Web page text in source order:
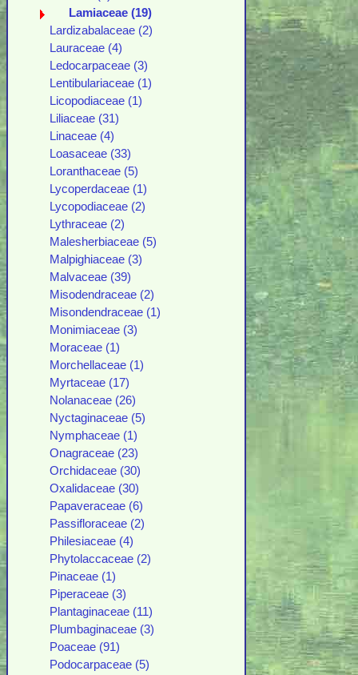
Lamiaceae (19)
Lardizabalaceae (2)
Lauraceae (4)
Ledocarpaceae (3)
Lentibulariaceae (1)
Licopodiaceae (1)
Liliaceae (31)
Linaceae (4)
Loasaceae (33)
Loranthaceae (5)
Lycoperdaceae (1)
Lycopodiaceae (2)
Lythraceae (2)
Malesherbiaceae (5)
Malpighiaceae (3)
Malvaceae (39)
Misodendraceae (2)
Misondendraceae (1)
Monimiaceae (3)
Moraceae (1)
Morchellaceae (1)
Myrtaceae (17)
Nolanaceae (26)
Nyctaginaceae (5)
Nymphaceae (1)
Onagraceae (23)
Orchidaceae (30)
Oxalidaceae (30)
Papaveraceae (6)
Passifloraceae (2)
Philesiaceae (4)
Phytolaccaceae (2)
Pinaceae (1)
Piperaceae (3)
Plantaginaceae (11)
Plumbaginaceae (3)
Poaceae (91)
Podocarpaceae (5)